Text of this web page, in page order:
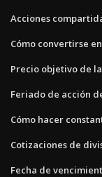
Acciones
Cómo convertirse
Precio objetivo de
Feriado de acción
Cómo hacer
Cotizaciones de
Fecha de